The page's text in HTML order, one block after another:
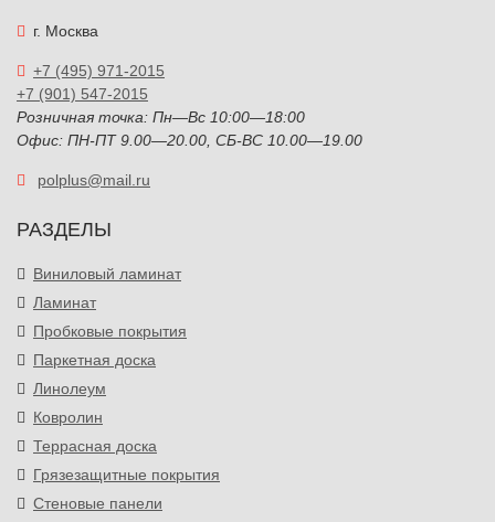
г. Москва
+7 (495) 971-2015
+7 (901) 547-2015
Розничная точка: Пн—Вс 10:00—18:00
Офис: ПН-ПТ 9.00—20.00, СБ-ВС 10.00—19.00
polplus@mail.ru
РАЗДЕЛЫ
Виниловый ламинат
Ламинат
Пробковые покрытия
Паркетная доска
Линолеум
Ковролин
Террасная доска
Грязезащитные покрытия
Стеновые панели